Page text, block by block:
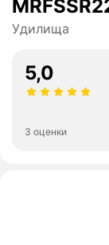
Удилища
5,0
3 оценки